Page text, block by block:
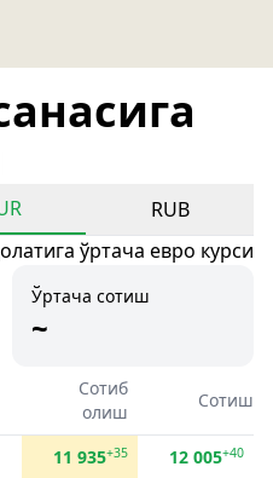
RUB
ўртача евро курси
Ўртача сотиш
~
Сотиб
олиш
Сотиш
11 935+35 12 005+40